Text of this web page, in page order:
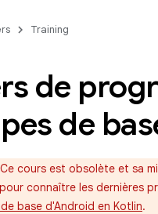
Training
de
de
cours est obsolète et sa
pour connaître les dernières
base d'Android en Kotlin.